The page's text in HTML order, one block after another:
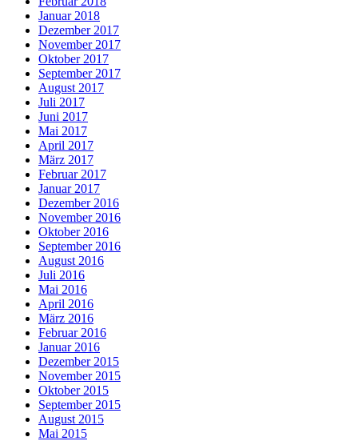
Januar 2018
Dezember 2017
November 2017
Oktober 2017
September 2017
August 2017
Juli 2017
Juni 2017
Mai 2017
April 2017
März 2017
Februar 2017
Januar 2017
Dezember 2016
November 2016
Oktober 2016
September 2016
August 2016
Juli 2016
Mai 2016
April 2016
März 2016
Februar 2016
Januar 2016
Dezember 2015
November 2015
Oktober 2015
September 2015
August 2015
Mai 2015